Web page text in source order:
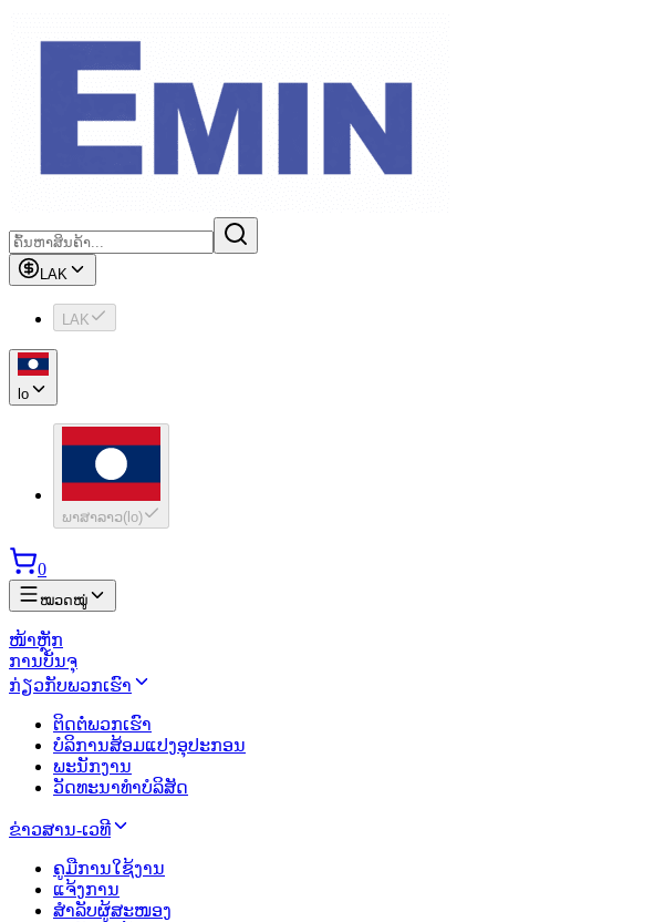
LAK
LAK
lo
ພາສາລາວ( lo)
0
ໝວດໝູ່
ໜ້າຫຼັກ
ການບັນຈຸ
ກ່ຽວກັບພວກເຮົາ
ຕິດຕໍ່ພວກເຮົາ
ບໍລິການສ້ອມແປງອຸປະກອນ
ພະນັກງານ
ວັດທະນາທຳບໍລິສັດ
ຂ່າວສານ-ເວທີ
ຄູມືການໃຊ້ງານ
ແຈ້ງການ
ສຳລັບຜູ້ສະໜອງ